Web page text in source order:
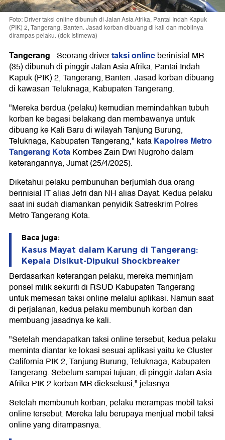
Foto: Driver taksi online dibunuh di Jalan Asia Afrika, Pantai Indah Kapuk
(PIK) 2, Tangerang, Banten. Jasad korban dibuang di kali dan mobilnya
dirampas pelaku. (dok Istimewa)
Tangerang-Seorang drivertaksi onlineberinisial MR
(35) dibunuh di pinggir Jalan Asia Afrika, Pantai Indah
Kapuk (PIK) 2, Tangerang, Banten. Jasad korban dibuang
di kawasan Teluknaga, Kabupaten Tangerang.
"Mereka berdua (pelaku) kemudian memindahkan tubuh
korban ke bagasi belakang dan membawanya untuk
dibuang ke Kali Baru di wilayah Tanjung Burung,
Teluknaga, Kabupaten Tangerang," kataKapolres Metro
Tangerang KotaKombes Zain Dwi Nugroho dalam
keterangannya, Jumat (25/4/2025).
Diketahui pelaku pembunuhan berjumlah dua orang
berinisial IT alias Jefri dan NH alias Dayat. Kedua pelaku
saat ini sudah diamankan penyidik Satreskrim Polres
Metro Tangerang Kota.
Baca juga:
Kasus Mayat dalam Karung di Tangerang:
Kepala Disikut-Dipukul Shockbreaker
Berdasarkan keterangan pelaku, mereka meminjam
ponsel milik sekuriti di RSUD Kabupaten Tangerang
untuk memesan taksi online melalui aplikasi. Namun saat
di perjalanan, kedua pelaku membunuh korban dan
membuang jasadnya ke kali.
"Setelah mendapatkan taksi online tersebut, kedua pelaku
meminta diantar ke lokasi sesuai aplikasi yaitu ke Cluster
California PIK 2, Tanjung Burung, Teluknaga, Kabupaten
Tangerang. Sebelum sampai tujuan, di pinggir Jalan Asia
Afrika PIK 2 korban MR dieksekusi," jelasnya.
Setelah membunuh korban, pelaku merampas mobil taksi
online tersebut. Mereka lalu berupaya menjual mobil taksi
online yang dirampasnya.